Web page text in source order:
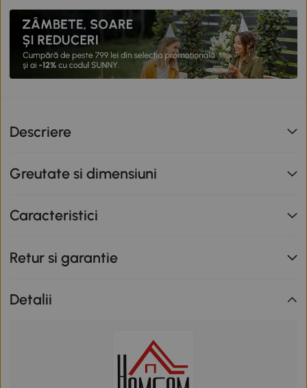
Descriere
Greutate si dimensiuni
Caracteristici
Retur si garantie
Detalii